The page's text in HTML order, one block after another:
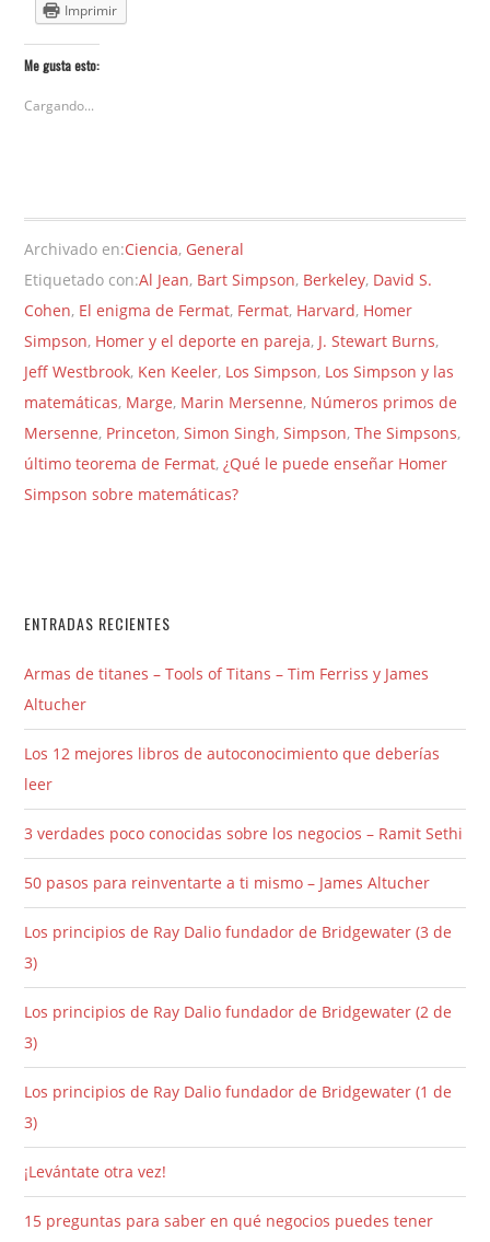
Imprimir
Me gusta esto:
Cargando...
Archivado en:Ciencia, General
Etiquetado con:Al Jean, Bart Simpson, Berkeley, David S.
Cohen, El enigma de Fermat, Fermat, Harvard, Homer
Simpson, Homer y el deporte en pareja, J. Stewart Burns,
Jeff Westbrook, Ken Keeler, Los Simpson, Los Simpson y las
matemáticas, Marge, Marin Mersenne, Números primos de
Mersenne, Princeton,Simon Singh,Simpson,The Simpsons,
último teorema de Fermat,¿Qué le puede enseñar Homer
Simpson sobre matemáticas?
ENTRADAS RECIENTES
Armas de titanes – Tools of Titans – Tim Ferriss y James
Altucher
Los 12 mejores libros de autoconocimiento que deberías
leer
3 verdades poco conocidas sobre los negocios – Ramit Sethi
50 pasos para reinventarte a ti mismo – James Altucher
Los principios de Ray Dalio fundador de Bridgewater (3 de
3)
Los principios de Ray Dalio fundador de Bridgewater (2 de
3)
Los principios de Ray Dalio fundador de Bridgewater (1 de
3)
¡Levántate otra vez!
15 preguntas para saber en qué negocios puedes tener